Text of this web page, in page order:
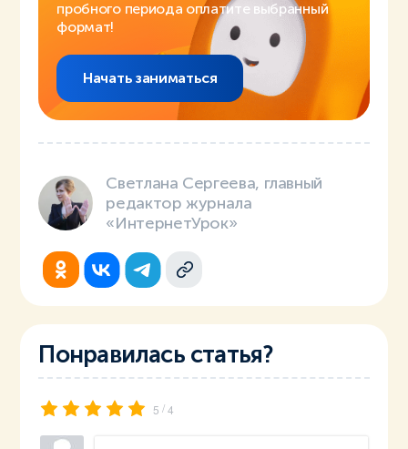
пробного периода оплатите выбранный
формат!
Начать заниматься
Светлана Сергеева, главный
редактор журнала
«ИнтернетУрок»
Понравилась статья?
5 /4